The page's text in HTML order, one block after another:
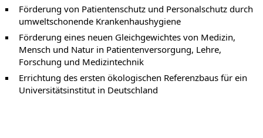
Förderung von Patientenschutz und Personalschutz durch
umweltschonende Krankenhaushygiene
Förderung eines neuen Gleichgewichtes von Medizin,
Mensch und Natur in Patientenversorgung, Lehre,
Forschung und Medizintechnik
Errichtung des ersten ökologischen Referenzbaus für ein
Universitätsinstitut in Deutschland